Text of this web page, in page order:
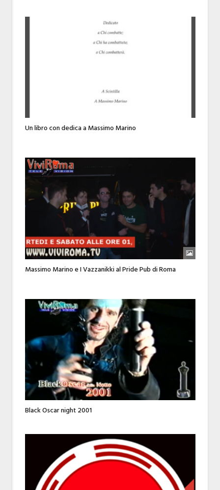
Un libro con dedica a Massimo Marino
Massimo Marino e I Vazzanikki al Pride Pub di Roma
Black Oscar night 2001